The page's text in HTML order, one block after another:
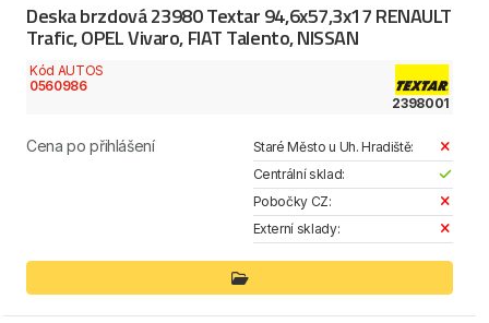
Deska brzdová 23980 Textar 94,6x57,3x17 RENAULT
Trafic, OPEL Vivaro, FIAT Talento, NISSAN
Kód AUTOS
0560986
2398001
Cena po přihlášení
Staré Město u Uh. Hradiště:
Centrální sklad:
Pobočky CZ:
Externí sklady: